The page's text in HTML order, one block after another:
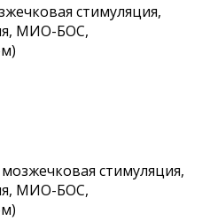
стимуляция,
МИО-БОС,
стимуляция,
МИО-БОС,